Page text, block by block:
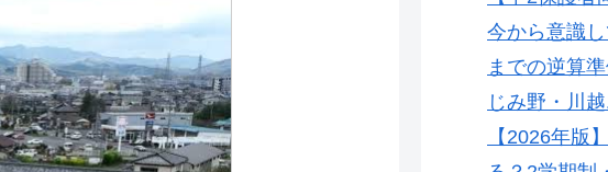
今から意識
までの逆算
じみ野・川
【2026年版